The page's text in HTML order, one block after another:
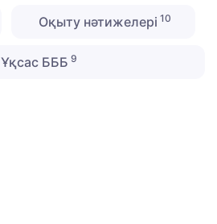
Оқыту нәтижелері 10
Ұқсас БББ 9